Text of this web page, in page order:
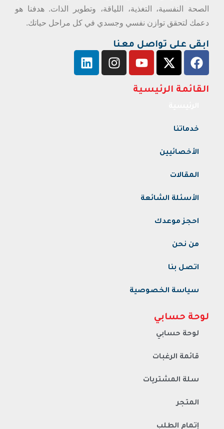
الصحة النفسية، التغذية، اللياقة، وتطوير الذات. هدفنا هو
دعمك لتحقق توازن نفسي وجسدي في كل مراحل حياتك.
ابقى على تواصل معنا
القائمة الرئيسية
خدماتنا
الأخصائيين
المقالات
الأسئلة الشائعة
احجز موعدك
من نحن
اتصل بنا
سياسة الخصوصية
لوحة حسابي
لوحة حسابي
قائمة الرغبات
سلة المشتريات
المتجر
إتمام الطلب